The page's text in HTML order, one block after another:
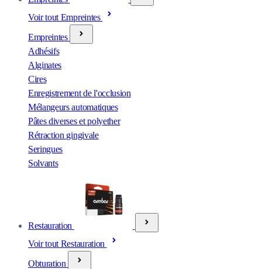
Voir tout Empreintes
Empreintes
Adhésifs
Alginates
Cires
Enregistrement de l'occlusion
Mélangeurs automatiques
Pâtes diverses et polyether
Rétraction gingivale
Seringues
Solvants
Restauration
Voir tout Restauration
Obturation